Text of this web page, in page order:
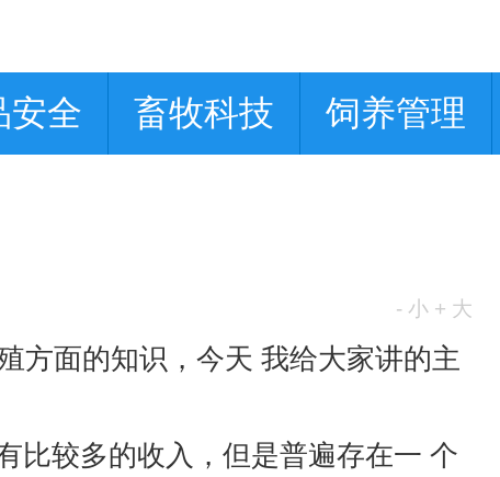
安全 畜牧科技 饲养管理
- 小 + 大
方面的知识，今天 我给大家讲的主
较多的收入，但是普遍存在一 个